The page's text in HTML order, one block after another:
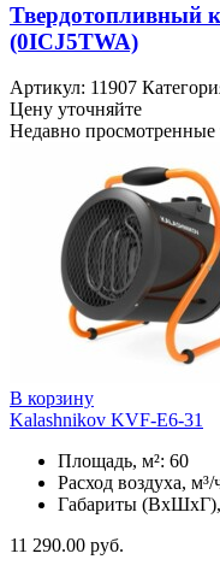
Твердотопливный
(0ICJ5TWA)
Артикул: 11907
Цену уточняйте
Недавно просмотренные
В корзину
Kalashnikov KVF-E6-31
Площадь, м²: 60
Расход воздуха, м³/
Габариты
11 290.00 руб.